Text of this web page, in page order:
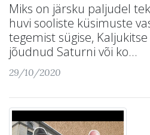
Miks on järsku paljudel
huvi sooliste küsimuste
tegemist sügise,
jõudnud Saturni või ko...
29/10/2020